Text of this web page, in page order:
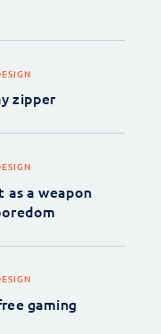
zipper
as a weapon
gaming